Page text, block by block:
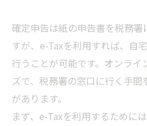
確定申告は紙の申告書を税務
すが、e-Taxを利用すれば、自
行うことが可能です。オンライ
ズで、税務署の窓口に行く手間
があります。
まず、e-Taxを利用するために